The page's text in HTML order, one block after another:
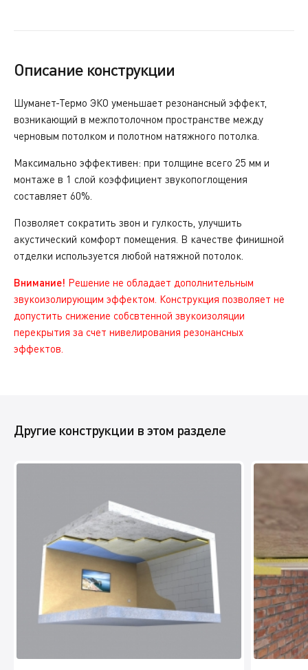
Описание конструкции
Шуманет-Термо ЭКО уменьшает резонансный эффект,
возникающий в межпотолочном пространстве между
черновым потолком и полотном натяжного потолка.
Максимально эффективен: при толщине всего 25 мм и
монтаже в 1 слой коэффициент звукопоглощения
составляет 60%.
Позволяет сократить звон и гулкость, улучшить
акустический комфорт помещения. В качестве финишной
отделки используется любой натяжной потолок.
Внимание! Решение не обладает дополнительным
звукоизолирующим эффектом. Конструкция позволяет не
допустить снижение собсвтенной звукоизоляции
перекрытия за счет нивелирования резонансных
эффектов.
Другие конструкции в этом разделе